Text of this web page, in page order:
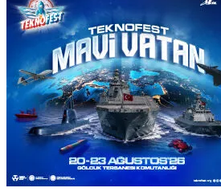
İZMİR
ŞANLIURFA
ŞIRNAK